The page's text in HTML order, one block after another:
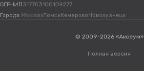
ОГРНИП317703100109277
Города: МоскваТомскКемеровоНовокузнецк
© 2009-2026 «Аксеум»
Полная версия